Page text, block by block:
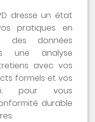
dresse un état
pratiques en
des données
une analyse
avec vos
formels et vos
pour vous
durable